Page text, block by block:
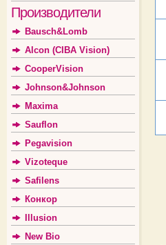
Производители
Bausch&Lomb
Alcon (CIBA Vision)
CooperVision
Johnson&Johnson
Maxima
Sauflon
Pegavision
Vizoteque
Safilens
Конкор
Illusion
New Bio